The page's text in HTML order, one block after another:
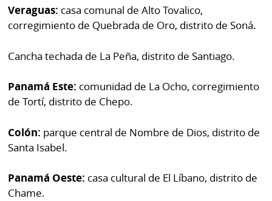
Metro
por
Panamá
Tus
Tiquetes
Cero
Corprensa
Mi
Diario
Ellas
Club
La
Prensa
Busca
Fácil
⌾
por
⌾
Tal
Veraguas: casa comunal de Alto Tovalico,
corregimiento de Quebrada de Oro, distrito de Soná.
Cancha techada de La Peña, distrito de Santiago.
Panamá Este: comunidad de La Ocho, corregimiento
de Tortí, distrito de Chepo.
Colón: parque central de Nombre de Dios, distrito de
Santa Isabel.
Panamá Oeste: casa cultural de El Líbano, distrito de
Chame.